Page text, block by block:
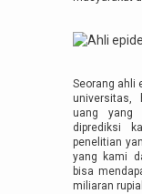
Seorang ahli
universitas,
uang yang
diprediksi
penelitian
yang kami
bisa
miliaran